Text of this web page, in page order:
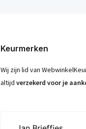
Keurmerken
Wij zijn lid van
altijd verzekerd voor je